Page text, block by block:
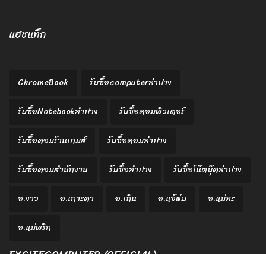
แฮชแท็ก
ChromeBook
รับซื้อcomputerลำปาง
รับซื้อNotebookลำปาง
รับซื้อคอมพิวเตอร์
รับซื้อคอมร้านเกมส์
รับซื้อคอมลำปาง
รับซื้อคอมสำนักงาน
รับซื้อลำปาง
รับซื้อโน๊ตบุ๊คลำปาง
อ.งาว
อ.เกาะคา อ.เถิน อ.แจ้ห่ม
อ.แม่ทะ
อ.แม่พริก